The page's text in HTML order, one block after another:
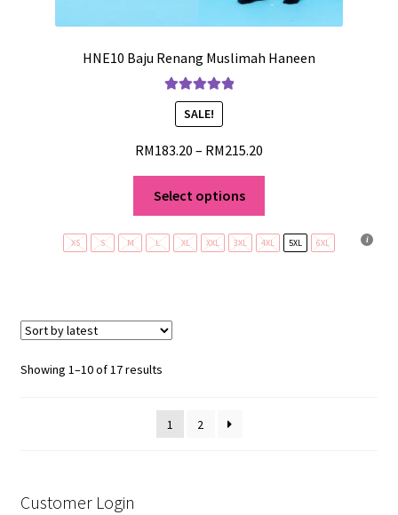
HNE10 Baju Renang Muslimah Haneen
Rated5.00
out of 5
SALE!
RM183.20 – RM215.20
Select options
XS S M L XL XXL 3XL 4XL 5XL 6XL
Showing 1–10 of 17 results
1 2
Customer Login